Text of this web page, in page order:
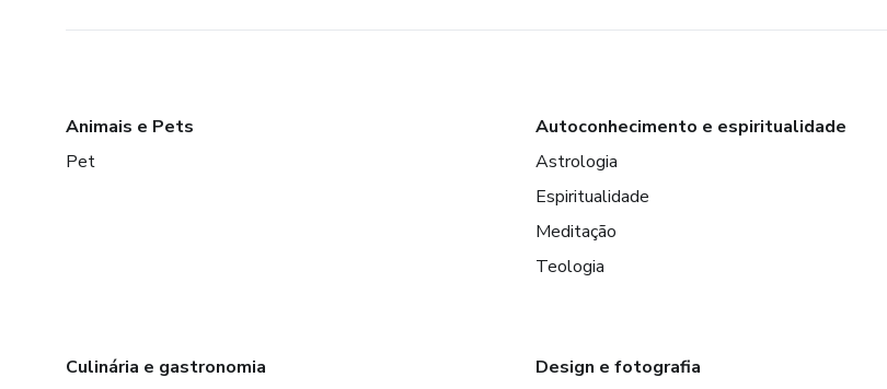
Animais e Pets
Pet
Autoconhecimento e espiritualidade
Astrologia
Espiritualidade
Meditação
Teologia
Culinária e gastronomia
Design e fotografia